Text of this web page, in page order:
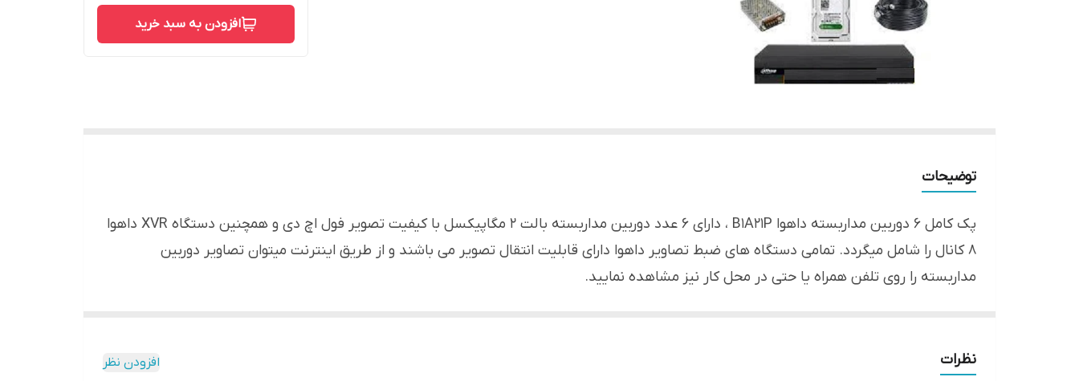
افزودن به سبد خرید
توضیحات
پک کامل 6 دوربین مداربسته داهوا B1A21P ، دارای 6 عدد دوربین مداربسته بالت 2 مگاپیکسل با کیفیت تصویر فول اچ دی و همچنین دستگاه XVR داهوا
8 کانال را شامل میگردد. تمامی دستگاه های ضبط تصاویر داهوا دارای قابلیت انتقال تصویر می باشند و از طریق اینترنت میتوان تصاویر دوربین
مداربسته را روی تلفن همراه یا حتی در محل کار نیز مشاهده نمایید.
1 عدد ایکس وی آر هشت کانال داهوا XVR1B08-I
نظرات افزودن نظر